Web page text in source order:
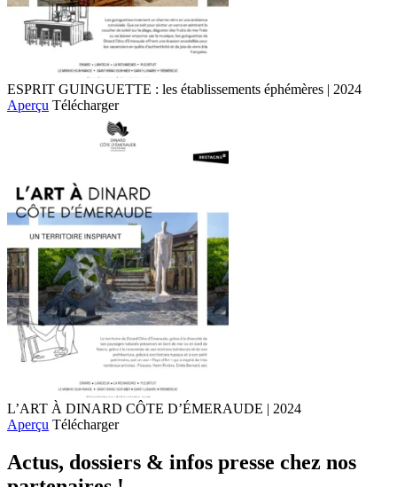
ESPRIT GUINGUETTE : les établissements éphémères | 2024
Aperçu Télécharger
L’ART À DINARD CÔTE D’ÉMERAUDE | 2024
Aperçu Télécharger
Actus, dossiers & infos presse chez nos